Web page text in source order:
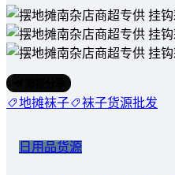
地摊袜子 袜子货源批发
日用品货源